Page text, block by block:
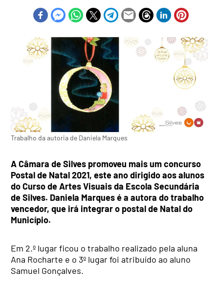
Trabalho da autoria de Daniela Marques
A Câmara de Silves promoveu mais um concurso
Postal de Natal 2021, este ano dirigido aos alunos
do Curso de Artes Visuais da Escola Secundária
de Silves. Daniela Marques é a autora do trabalho
vencedor,que irá integrar o postal de Natal do
Município.
Em 2.º lugar ficou o trabalho realizado pela aluna
Ana Rocharte e o 3º lugar foi atribuído ao aluno
Samuel Gonçalves.